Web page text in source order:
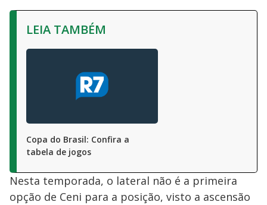
LEIA TAMBÉM
Copa do Brasil: Confira a
tabela de jogos
Nesta temporada, o lateral não é a primeira
opção de Ceni para a posição, visto a ascensão